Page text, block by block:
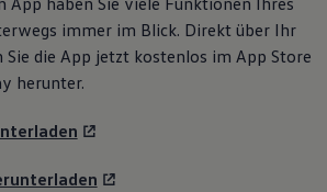
Unfallhilfe
immer im Blick. Direkt über Ihr
Sie die App jetzt kostenlos im App Store
herunter.